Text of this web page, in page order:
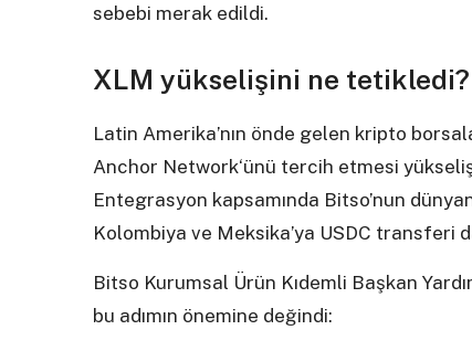
sebebi merak edildi.
XLM yükselişini ne tetikledi?
Latin Amerika’nın önde gelen kripto
Anchor Network‘ünü tercih etmesi
Entegrasyon kapsamında Bitso’nun
Kolombiya ve Meksika’ya USDC
Bitso Kurumsal Ürün Kıdemli Başkan
bu adımın önemine değindi: